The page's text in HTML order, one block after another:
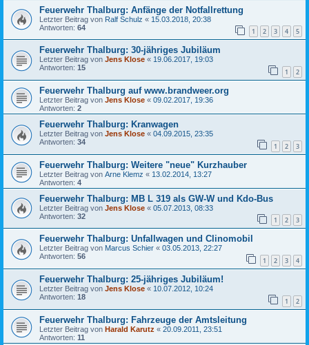
Feuerwehr Thalburg: Anfänge der Notfallrettung
Letzter Beitrag von Ralf Schulz « 15.03.2018, 20:38
Antworten: 64 1 2 3 4 5
Feuerwehr Thalburg: 30-jähriges Jubiläum
Letzter Beitrag von Jens Klose « 19.06.2017, 19:03
Antworten: 15 1 2
Feuerwehr Thalburg auf www.brandweer.org
Letzter Beitrag von Jens Klose « 09.02.2017, 19:36
Antworten: 2
Feuerwehr Thalburg: Kranwagen
Letzter Beitrag von Jens Klose « 04.09.2015, 23:35
Antworten: 34 1 2 3
Feuerwehr Thalburg: Weitere "neue" Kurzhauber
Letzter Beitrag von Arne Klemz « 13.02.2014, 13:27
Antworten: 4
Feuerwehr Thalburg: MB L 319 als GW-W und Kdo-Bus
Letzter Beitrag von Jens Klose « 05.07.2013, 08:33
Antworten: 32 1 2 3
Feuerwehr Thalburg: Unfallwagen und Clinomobil
Letzter Beitrag von Marcus Schier « 03.05.2013, 22:27
Antworten: 56 1 2 3 4
Feuerwehr Thalburg: 25-jähriges Jubiläum!
Letzter Beitrag von Jens Klose « 10.07.2012, 10:24
Antworten: 18 1 2
Feuerwehr Thalburg: Fahrzeuge der Amtsleitung
Letzter Beitrag von Harald Karutz « 20.09.2011, 23:51
Antworten: 11